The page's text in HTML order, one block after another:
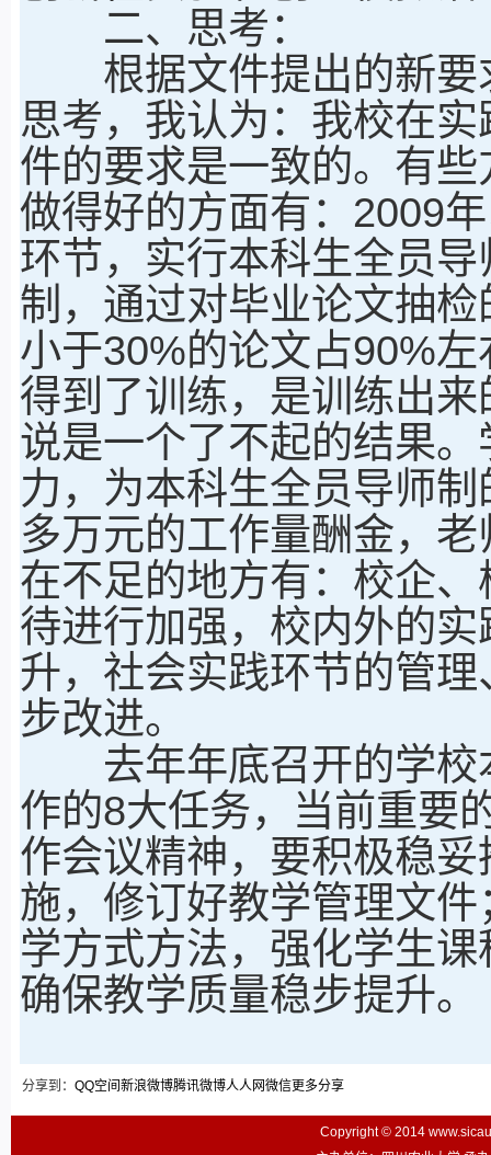
二、思考：
根据文件提出的新要
思考，我认为：我校在
件的要求是一致的。有
做得好的方面有：2009
环节，实行本科生全员
制，通过对毕业论文抽
小于30%的论文占90%
得到了训练，是训练出
说是一个了不起的结果
力，为本科生全员导师
多万元的工作量酬金，
在不足的地方有：校企
待进行加强，校内外的
升，社会实践环节的管
步改进。
去年年底召开的学校
作的8大任务，当前重要
作会议精神，要积极稳
施，修订好教学管理文
学方式方法，强化学生
确保教学质量稳步提升。
分享到： QQ空间 新浪微博腾讯微博人人网微信更多分享
Copyright © 2014